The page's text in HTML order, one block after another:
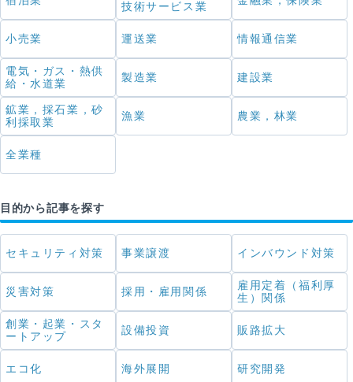
技術サービス業
小売業 運送業 情報通信業
電気・ガス・熱供
給・水道業
製造業 建設業
鉱業，採石業，砂
利採取業
漁業 農業，林業
全業種
目的から記事を探す
セキュリティ対策 事業譲渡 インバウンド対策
災害対策 採用・雇用関係
雇用定着（福利厚
生）関係
創業・起業・スタ
ートアップ
設備投資 販路拡大
エコ化 海外展開 研究開発